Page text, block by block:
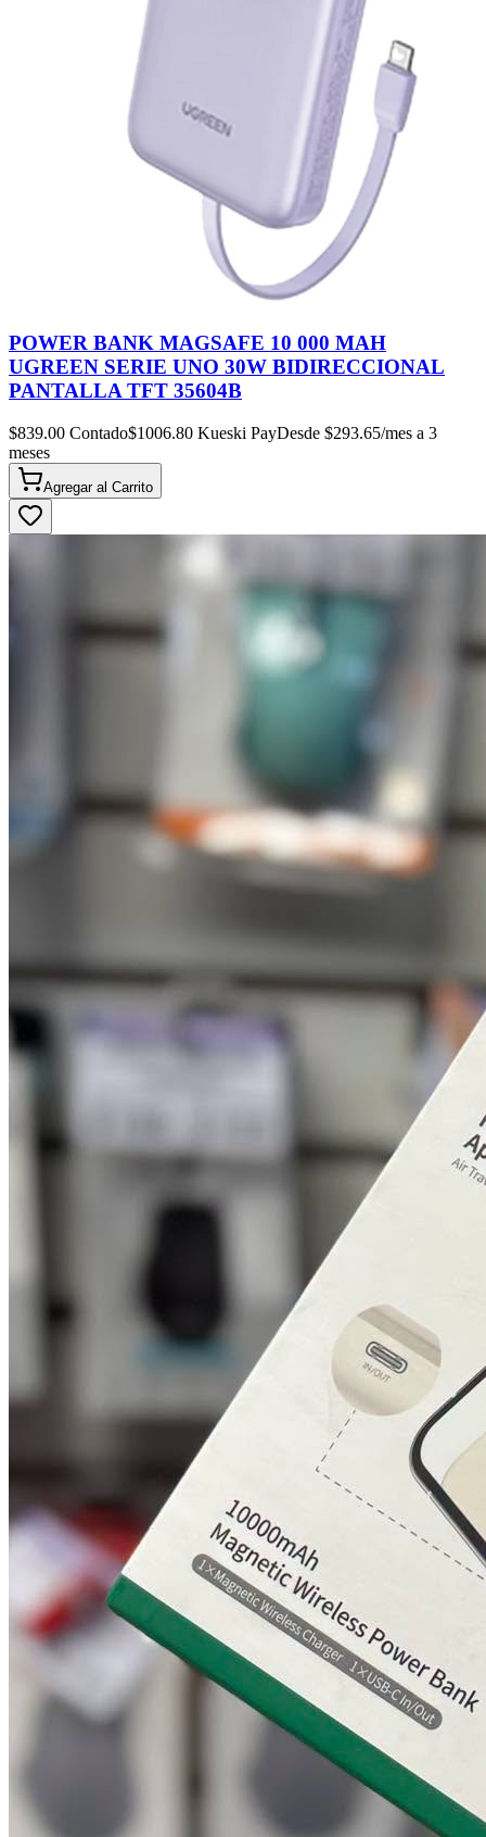
POWER BANK MAGSAFE 10 000 MAH
UGREEN SERIE UNO 30W BIDIRECCIONAL
PANTALLA TFT 35604B
$839.00 Contado$1006.80 Kueski PayDesde $293.65/mes a 3
meses
Agregar al Carrito